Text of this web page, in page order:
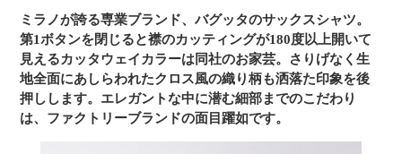
ミラノが誇る専業ブランド、バグッタのサックスシャツ。
第1ボタンを閉じると襟のカッティングが180度以上開いて
見えるカッタウェイカラーは同社のお家芸。さりげなく生
地全面にあしらわれたクロス風の織り柄も洒落た印象を後
押しします。エレガントな中に潜む細部までのこだわり
は、ファクトリーブランドの面目躍如です。